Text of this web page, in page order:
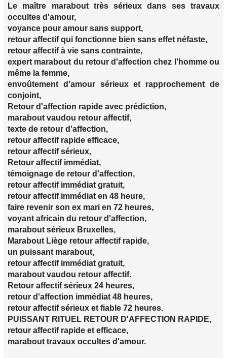
Le maître marabout très sérieux dans ses travaux
occultes d'amour,
voyance pour amour sans support,
retour affectif qui fonctionne bien sans effet néfaste,
retour affectif à vie sans contrainte,
expert marabout du retour d'affection chez l'homme ou
même la femme,
envoûtement d'amour sérieux et rapprochement de
conjoint,
Retour d'affection rapide avec prédiction,
marabout vaudou retour affectif,
texte de retour d'affection,
retour affectif rapide efficace,
retour affectif sérieux,
Retour affectif immédiat,
témoignage de retour d'affection,
retour affectif immédiat gratuit,
retour affectif immédiat en 48 heure,
faire revenir son ex mari en 72 heures,
voyant africain du retour d'affection,
marabout sérieux Bruxelles,
Marabout Liège retour affectif rapide,
un puissant marabout,
retour affectif immédiat gratuit,
marabout vaudou retour affectif.
Retour affectif sérieux 24 heures,
retour d'affection immédiat 48 heures,
retour affectif sérieux et fiable 72 heures.
PUISSANT RITUEL RETOUR D'AFFECTION RAPIDE,
retour affectif rapide et efficace,
marabout travaux occultes d'amour.